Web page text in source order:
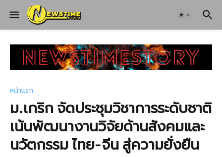
หน้าแรก
ม.เกริก จัดประชุมวิชาการระดับชาติ
เน้นพัฒนางานวิจัยด้านสังคมและ
นวัตกรรม ไทย-จีน สู่ความยั่งยืน